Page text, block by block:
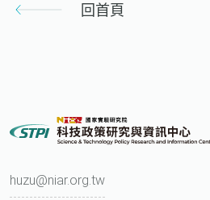
回首頁
huzu@niar.org.tw